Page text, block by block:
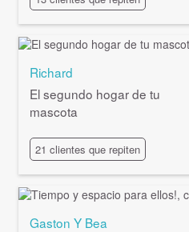
Richard
El segundo hogar de tu
mascota
21 clientes que repiten
Gaston Y Bea